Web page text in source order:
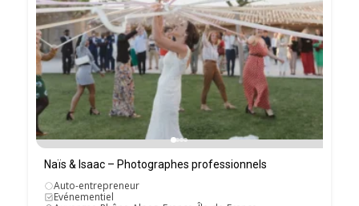
Naïs & Isaac – Photographes professionnels
Auto-entrepreneur
Evénementiel